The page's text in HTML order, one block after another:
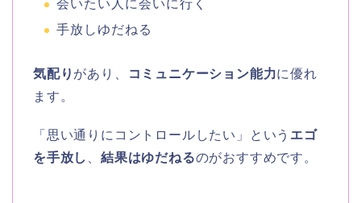
会いたい人に会いに行く
手放しゆだねる
気配り があり、 コミュニケーション能力に優れ
ます。
「思い通りにコントロールしたい」という エゴ
を手放し
、結果はゆだねるのがおすすめです。